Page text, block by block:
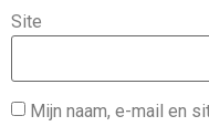
Site
Mijn naam, e-mail en